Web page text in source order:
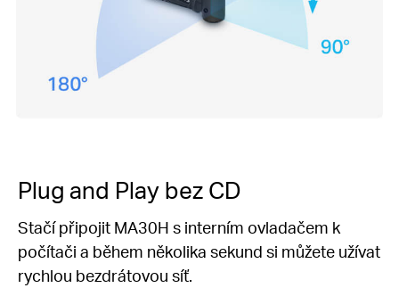
Plug and Play bez CD
Stačí připojit MA30H s interním ovladačem k
počítači a během několika sekund si můžete užívat
rychlou bezdrátovou síť.